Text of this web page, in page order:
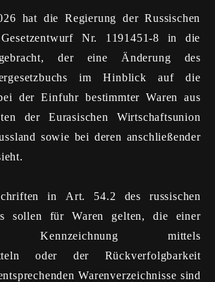
hat die Regierung der Russischen
Nr. 1191451-8 in die
der eine Änderung des
im Hinblick auf die
der Einfuhr bestimmter Waren aus
der Eurasischen Wirtschaftsunion
sowie bei deren anschließender
in Art. 54.2 des russischen
sollen für Waren gelten, die einer
Kennzeichnung mittels
oder der Rückverfolgbarkeit
Warenverzeichnisse sind